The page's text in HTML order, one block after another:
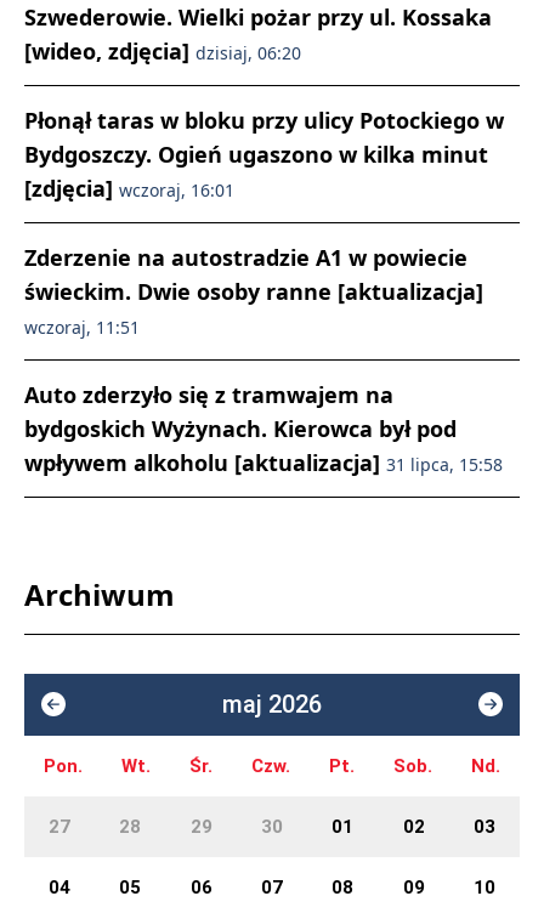
Szwederowie. Wielki pożar przy ul. Kossaka
[wideo, zdjęcia] dzisiaj, 06:20
Płonął taras w bloku przy ulicy Potockiego w
Bydgoszczy. Ogień ugaszono w kilka minut
[zdjęcia] wczoraj, 16:01
Zderzenie na autostradzie A1 w powiecie
świeckim. Dwie osoby ranne [aktualizacja]
wczoraj, 11:51
Auto zderzyło się z tramwajem na
bydgoskich Wyżynach. Kierowca był pod
wpływem alkoholu [aktualizacja] 31 lipca, 15:58
Archiwum
maj 2026
Pon. Wt. Śr. Czw. Pt. Sob. Nd.
27 28 29 30 01 02 03
04 05 06 07 08 09 10